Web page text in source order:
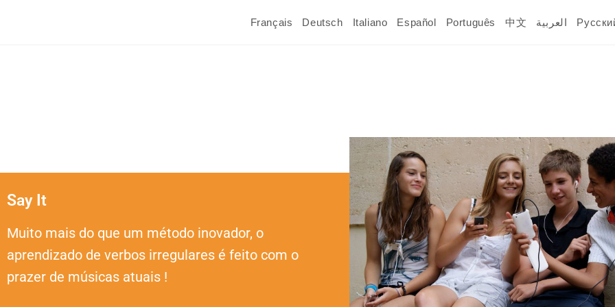
Français Deutsch Italiano Español Português 中文 العربية
Say It
Muito mais do que um método inovador, o
aprendizado de verbos irregulares é feito com o
prazer de músicas atuais !